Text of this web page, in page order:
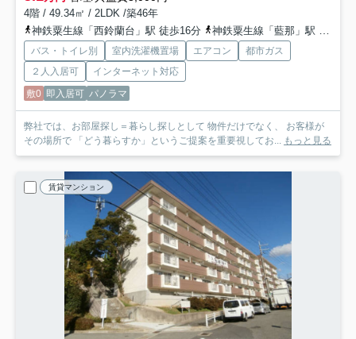
4階 / 49.34㎡ / 2LDK /築46年
神鉄粟生線「西鈴蘭台」駅 徒歩16分
神鉄粟生線「藍那」駅 徒歩17分
バス・トイレ別 室内洗濯機置場 エアコン
都市ガス
２人入居可
インターネット対応
敷0 即入居可 パノラマ
弊社では、お部屋探し＝暮らし探しとして 物件だけでなく、 お客様が
その場所で 「どう暮らすか」というご提案を重要視してお... もっと見る
賃貸マンション